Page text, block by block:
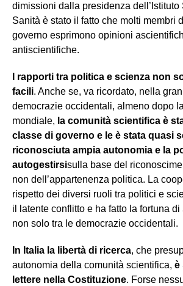
dimissioni dalla presidenza dell’Istituto
Sanità è stato il fatto che molti membri
governo esprimono opinioni
antiscientifiche.
I rapporti tra politica e scienza non
facili. Anche se, va ricordato, nella
democrazie occidentali, almeno dopo
mondiale, la comunità scientifica è
classe di governo e le è stata quasi
riconosciuta ampia autonomia e la
autogestirsisulla base del
non dell’appartenenza politica. La
rispetto dei diversi ruoli tra politici e
il latente conflitto e ha fatto la fortuna
non solo tra le democrazie occidentali.
In Italia la libertà di ricerca, che
autonomia della comunità scientifica, è
lettere nella Costituzione. Forse